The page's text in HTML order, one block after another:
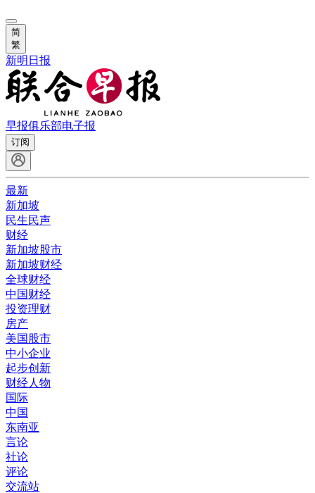
简
繁
新明日报
早报俱乐部电子报
订阅
最新
新加坡
民生民声
财经
新加坡股市
新加坡财经
全球财经
中国财经
投资理财
房产
美国股市
中小企业
起步创新
财经人物
国际
中国
东南亚
言论
社论
评论
交流站